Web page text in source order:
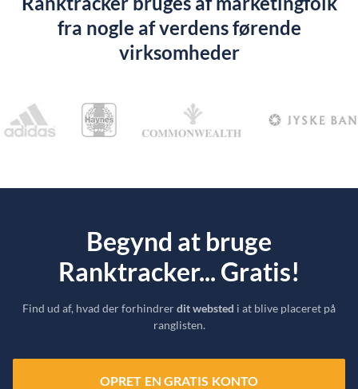
fra nogle af verdens førende
virksomheder
Begynd at bruge
Ranktracker... Gratis!
Find ud af, hvad der forhindrerdit websted i at blive placeret på
ranglisten.
OPRET EN GRATIS KONTO